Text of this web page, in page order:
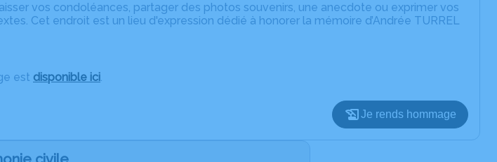
vos condoléances, partager des photos souvenirs, une anecdote ou exprimer vos
Cet endroit est un lieu d'expression dédié à honorer la mémoire d’Andrée TURREL
est disponible ici.
Je rends hommage